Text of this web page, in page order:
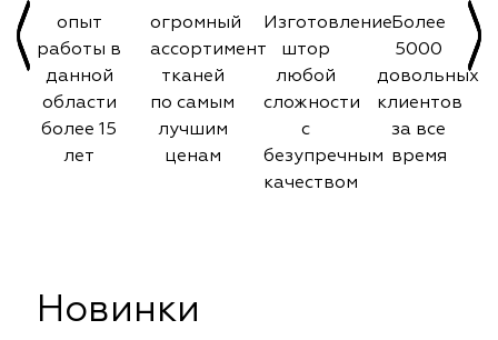
опыт
работы в
данной
области
более 15
лет
огромный
ассортимент
тканей
по самым
лучшим
ценам
Изготовление
штор
любой
сложности
с
безупречным
качеством
Более
5000
довольных
клиентов
за все
время
Новинки